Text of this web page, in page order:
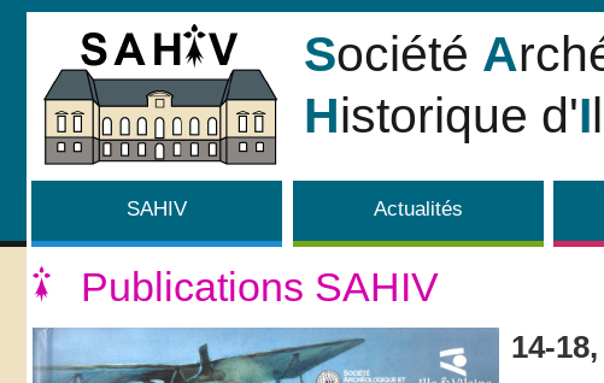
Société A
Historique d'I
SAHIV Actualités
Publications SAHIV
14-